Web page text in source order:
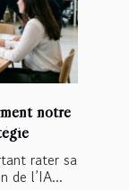
notre
rater sa
de l’IA...